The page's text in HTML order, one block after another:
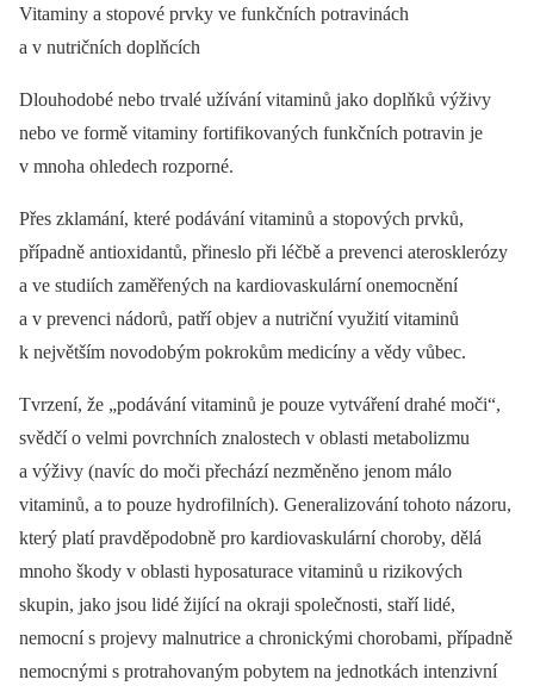
Vitaminy a stopové prvky ve funkčních potravinách
a v nutričních doplňcích
Dlouhodobé nebo trvalé užívání vitaminů jako doplňků výživy
nebo ve formě vitaminy fortifikovaných funkčních potravin je
v mnoha ohledech rozporné.
Přes zklamání, které podávání vitaminů a stopových prvků,
případně antioxidantů, přineslo při léčbě a prevenci aterosklerózy
a ve studiích zaměřených na kardiovaskulární onemocnění
a v prevenci nádorů, patří objev a nutriční využití vitaminů
k největším novodobým pokrokům medicíny a vědy vůbec.
Tvrzení, že „podávání vitaminů je pouze vytváření drahé moči“,
svědčí o velmi povrchních znalostech v oblasti metabolizmu
a výživy (navíc do moči přechází nezměněno jenom málo
vitaminů, a to pouze hydrofilních). Generalizování tohoto názoru,
který platí pravděpodobně pro kardiovaskulární choroby, dělá
mnoho škody v oblasti hyposaturace vitaminů u rizikových
skupin, jako jsou lidé žijící na okraji společnosti, staří lidé,
nemocní s projevy malnutrice a chronickými chorobami, případně
nemocnými s protrahovaným pobytem na jednotkách intenzivní